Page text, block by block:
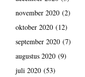
november 2020(2)
oktober 2020(12)
september 2020(7)
augustus 2020(9)
juli 2020(53)